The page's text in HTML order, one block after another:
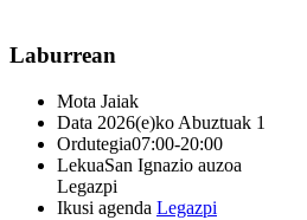
Laburrean
Mota Jaiak
Data 2026(e)ko Abuztuak 1
Ordutegia07:00-20:00
LekuaSan Ignazio auzoa
Legazpi
Ikusi agenda Legazpi